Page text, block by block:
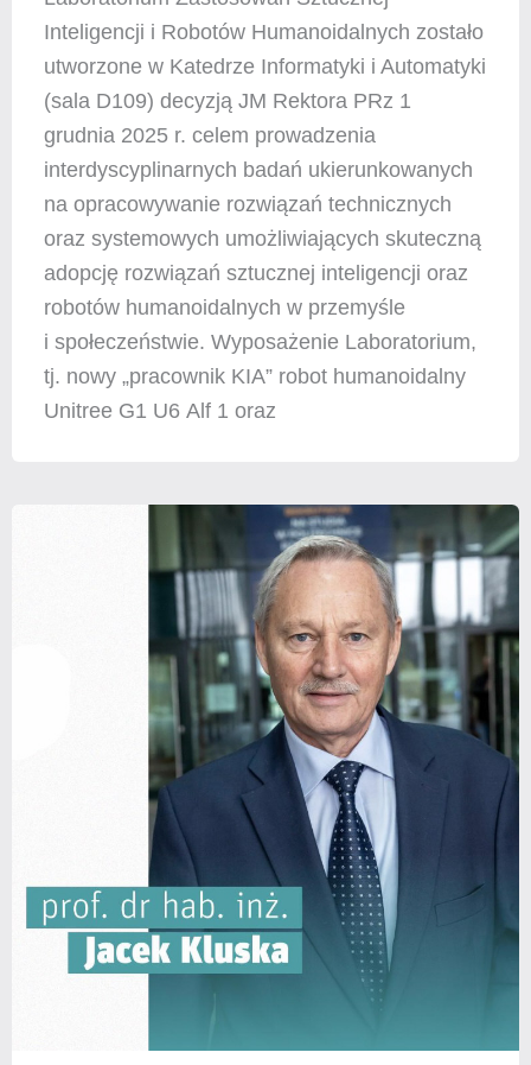
Inteligencji i Robotów Humanoidalnych zostało
utworzone w Katedrze Informatyki i Automatyki
(sala D109) decyzją JM Rektora PRz 1
grudnia 2025 r. celem prowadzenia
interdyscyplinarnych badań ukierunkowanych
na opracowywanie rozwiązań technicznych
oraz systemowych umożliwiających skuteczną
adopcję rozwiązań sztucznej inteligencji oraz
robotów humanoidalnych w przemyśle
i społeczeństwie. Wyposażenie Laboratorium,
tj. nowy „pracownik KIA” robot humanoidalny
Unitree G1 U6 Alf 1 oraz